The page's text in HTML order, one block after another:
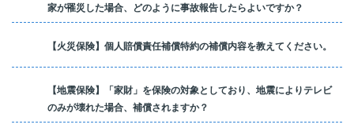
家が罹災した場合、どのように事故報告したらよいですか？
【火災保険】個人賠償責任補償特約の補償内容を教えてください。
【地震保険】「家財」を保険の対象としており、地震によりテレビ
のみが壊れた場合、補償されますか？